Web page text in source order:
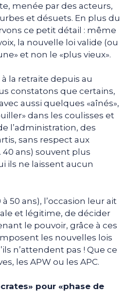
menée par des acteurs,
et désuets. En plus du
ce petit détail : même
la nouvelle loi valide (ou
et non le «plus vieux».
la retraite depuis au
constatons que certains,
aussi quelques «aînés»,
dans les coulisses et
l’administration, des
sans respect aux
ans) souvent plus
ils ne laissent aucun
50 ans), l’occasion leur ait
et légitime, de décider
le pouvoir, grâce à ces
les nouvelles lois
n’attendent pas ! Que ce
les APW ou les APC.
pour «phase de